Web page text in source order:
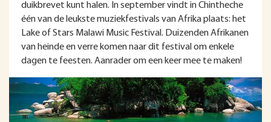
duikbrevet kunt halen. In september vindt in Chintheche
één van de leukste muziekfestivals van Afrika plaats: het
Lake of Stars Malawi Music Festival. Duizenden Afrikanen
van heinde en verre komen naar dit festival om enkele
dagen te feesten. Aanrader om een keer mee te maken!